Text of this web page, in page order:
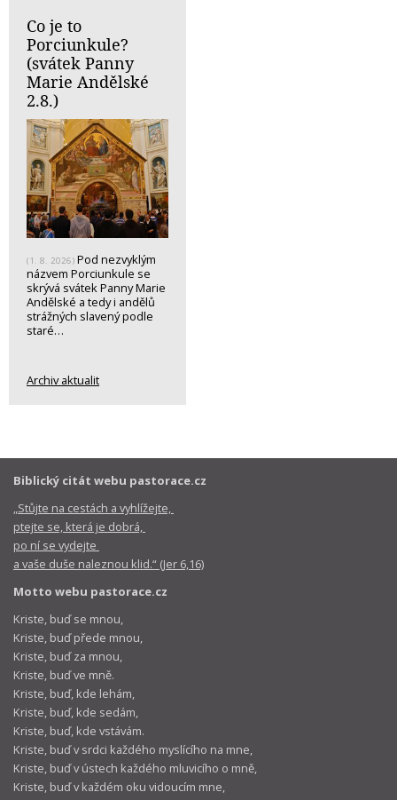
Co je to
Porciunkule?
(svátek Panny
Marie Andělské
2.8.)
(1. 8. 2026) Pod nezvyklým
názvem Porciunkule se
skrývá svátek Panny Marie
Andělské a tedy i andělů
strážných slavený podle
staré…
Archiv aktualit
Biblický citát webu pastorace.cz
„Stůjte na cestách a vyhlížejte,
ptejte se, která je dobrá,
po ní se vydejte
a vaše duše naleznou klid.“ (Jer 6,16)
Motto webu pastorace.cz
Kriste, buď se mnou,
Kriste, buď přede mnou,
Kriste, buď za mnou,
Kriste, buď ve mně.
Kriste, buď, kde lehám,
Kriste, buď, kde sedám,
Kriste, buď, kde vstávám.
Kriste, buď v srdci každého myslícího na mne,
Kriste, buď v ústech každého mluvicího o mně,
Kriste, buď v každém oku vidoucím mne,